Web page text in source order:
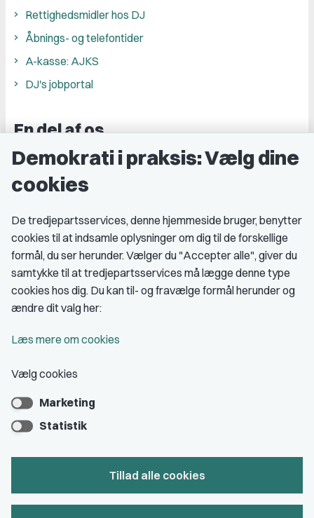
Rettighedsmidler hos DJ
Åbnings- og telefontider
A-kasse: AJKS
DJ's jobportal
En del af os
Grupper og kredse
Studenterorganisationer
Medlemskab
Fordele som medlem
Kontingent
Bliv medlem
Demokrati i praksis: Vælg dine
cookies
De tredjepartsservices, denne hjemmeside bruger, benytter
cookies til at indsamle oplysninger om dig til de forskellige
formål, du ser herunder. Vælger du "Accepter alle", giver du
samtykke til at tredjepartsservices må lægge denne type
cookies hos dig. Du kan til- og fravælge formål herunder og
ændre dit valg her:
Læs mere om cookies
Vælg cookies
Marketing
Statistik
Tillad alle cookies